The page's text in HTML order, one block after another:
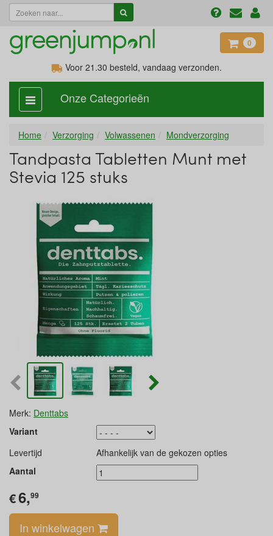
0
Voor 21.30 besteld, vandaag verzonden.
categorie
aan,
Onze Categorieën
Home Verzorging Volwassenen Mondverzorging
Tandpasta Tabletten Munt met
Stevia 125 stuks
Merk: Denttabs
Variant
Levertijd
Afhankelijk van de gekozen opties
Aantal
€6,99
In winkelwagen